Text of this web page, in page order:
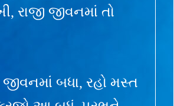
રાજી જીવનમાં તો
જીવનમાં બધા, રહો મસ્ત